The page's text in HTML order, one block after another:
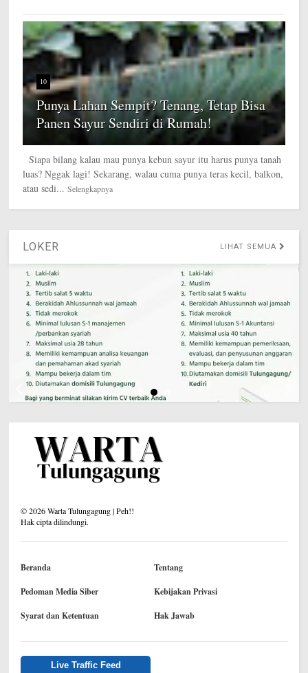
10
Punya Lahan Sempit? Tenang, Tetap Bisa
Panen Sayur Sendiri di Rumah!
Siapa bilang kalau mau punya kebun sayur itu harus punya tanah
luas? Nggak lagi! Sekarang, walau cuma punya teras kecil, balkon,
atau sedi... Selengkapnya
LOKER LIHAT SEMUA
©2026Warta Tulungagung | Peh!!
Hak cipta dilindungi.
Beranda Tentang
Pedoman Media Siber Kebijakan Privasi
Syarat dan Ketentuan Hak Jawab
Live Traffic Feed